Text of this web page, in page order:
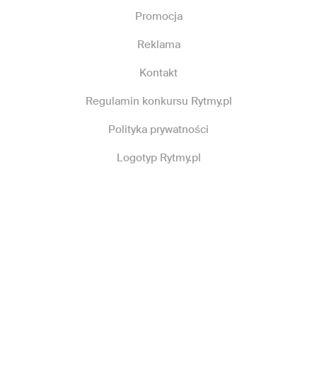
Promocja
Reklama
Kontakt
Regulamin konkursu Rytmy.pl
Polityka prywatności
Logotyp Rytmy.pl